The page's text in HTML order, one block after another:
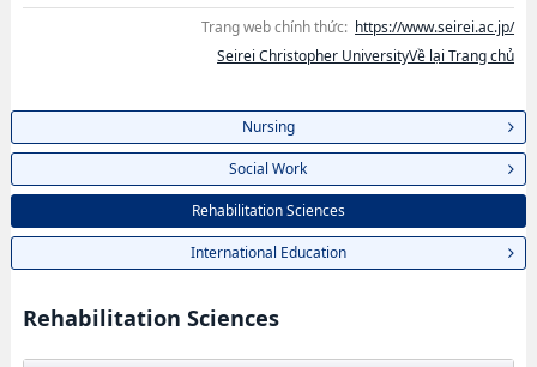
Trang web chính thức: https://www.seirei.ac.jp/
Seirei Christopher UniversityVề lại Trang chủ
Nursing
Social Work
Rehabilitation Sciences
International Education
Rehabilitation Sciences